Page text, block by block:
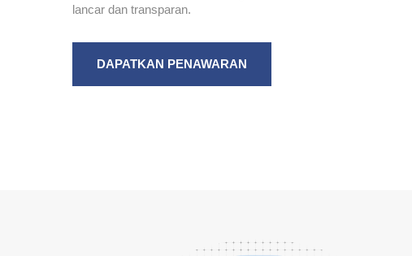
lancar dan transparan.
DAPATKAN PENAWARAN